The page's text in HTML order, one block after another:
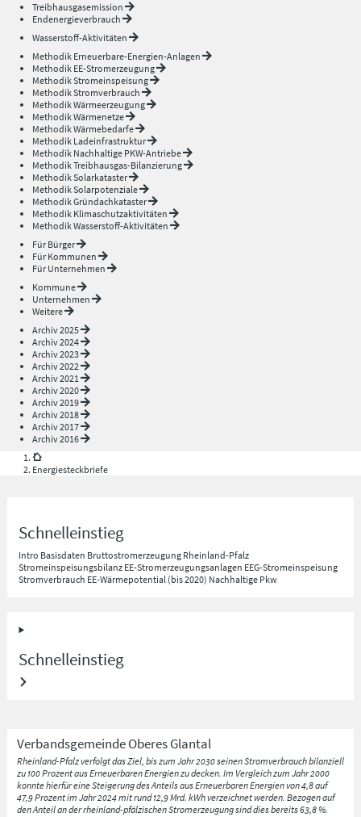
Treibhausgasemission
Endenergieverbrauch
Wasserstoff-Aktivitäten
Methodik Erneuerbare-Energien-Anlagen
Methodik EE-Stromerzeugung
Methodik Stromeinspeisung
Methodik Stromverbrauch
Methodik Wärmeerzeugung
Methodik Wärmenetze
Methodik Wärmebedarfe
Methodik Ladeinfrastruktur
Methodik Nachhaltige PKW-Antriebe
Methodik Treibhausgas-Bilanzierung
Methodik Solarkataster
Methodik Solarpotenziale
Methodik Gründachkataster
Methodik Klimaschutzaktivitäten
Methodik Wasserstoff-Aktivitäten
Für Bürger
Für Kommunen
Für Unternehmen
Kommune
Unternehmen
Weitere
Archiv 2025
Archiv 2024
Archiv 2023
Archiv 2022
Archiv 2021
Archiv 2020
Archiv 2019
Archiv 2018
Archiv 2017
Archiv 2016
Energiesteckbriefe
Schnelleinstieg
Intro Basisdaten Bruttostromerzeugung Rheinland-Pfalz
Stromeinspeisungsbilanz EE-Stromerzeugungsanlagen EEG-Stromeinspeisung
Stromverbrauch EE-Wärmepotential (bis 2020) Nachhaltige Pkw
Schnelleinstieg
Verbandsgemeinde Oberes Glantal
Rheinland-Pfalz verfolgt das Ziel, bis zum Jahr 2030 seinen Stromverbrauch bilanziell
zu 100 Prozent aus Erneuerbaren Energien zu decken. Im Vergleich zum Jahr 2000
konnte hierfür eine Steigerung des Anteils aus Erneuerbaren Energien von 4,8 auf
47,9 Prozent im Jahr 2024 mit rund 12,9 Mrd. kWh verzeichnet werden. Bezogen auf
den Anteil an der rheinland-pfälzischen Stromerzeugung sind dies bereits 63,8 %.